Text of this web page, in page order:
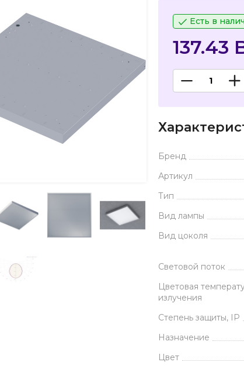
Есть в
137.43
Бренд
Артикул
Тип
Вид лампы
Вид цоколя
Световой поток
Цветовая
излучения
Степень защиты, IP
Назначение
Цвет